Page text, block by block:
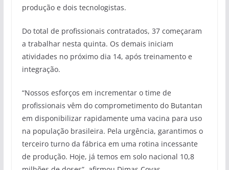
produção e dois tecnologistas.
Do total de profissionais contratados, 37 começaram
a trabalhar nesta quinta. Os demais iniciam
atividades no próximo dia 14, após treinamento e
integração.
“Nossos esforços em incrementar o time de
profissionais vêm do comprometimento do Butantan
em disponibilizar rapidamente uma vacina para uso
na população brasileira. Pela urgência, garantimos o
terceiro turno da fábrica em uma rotina incessante
de produção. Hoje, já temos em solo nacional 10,8